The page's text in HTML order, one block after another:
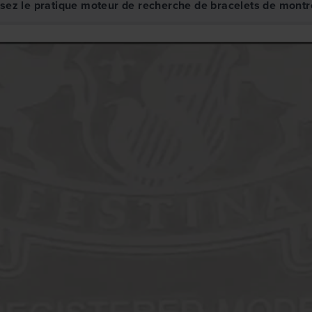
le pratique moteur de recherche de bracelets de